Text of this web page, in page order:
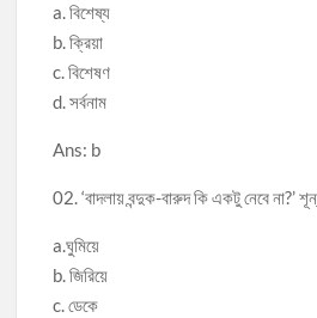
a. বিশেষ্য
b. ক্রিয়া
c. বিশেষণ
d. সর্বনাম
Ans: b
02. ‘বাদলায় বন্দুক-বারুদ কি একটু নেবে না?’
a.ঘুমিয়ে
b. জিরিয়ে
c. ডেকে